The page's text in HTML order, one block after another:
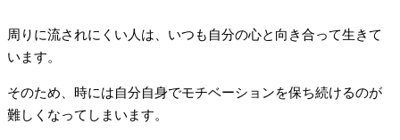
周りに流されにくい人は、いつも自分の心と向き合って生きて
います。
そのため、時には自分自身でモチベーションを保ち続けるのが
難しくなってしまいます。